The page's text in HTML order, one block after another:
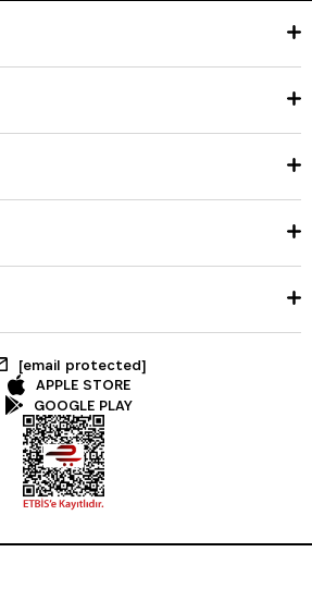
[email protected]
APPLE STORE
GOOGLE PLAY